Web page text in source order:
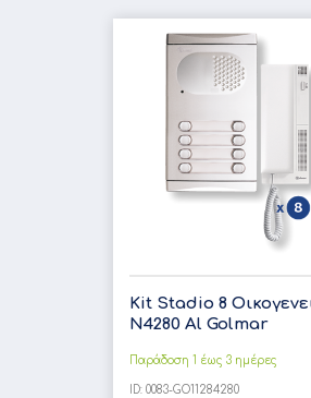
Kit Stadio 8
N4280 Al Golmar
Παράδοση 1 έως 3 ημέρες
ID: 0083-GO11284280